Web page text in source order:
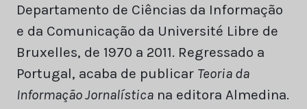
Departamento de Ciências da Informação
e da Comunicação da Université Libre de
Bruxelles, de 1970 a 2011. Regressado a
Portugal, acaba de publicar Teoria da
Informação Jornalística na editora Almedina.